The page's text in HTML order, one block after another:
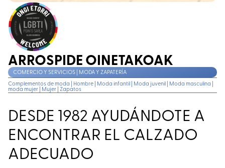
ARROSPIDE OINETAKOAK
COMERCIO Y SERVICIOS | MODA Y ZAPATERÍA
Complementos de moda | Hombre | Moda infantil | Moda juvenil | Moda masculina |
moda mujer | Mujer | Zapatos
DESDE 1982 AYUDÁNDOTE A
ENCONTRAR EL CALZADO
ADECUADO